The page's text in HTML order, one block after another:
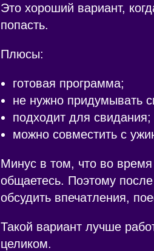
Это хороший вариант,
попасть.
Плюсы:
готовая программа;
не нужно придумывать
подходит для свидания;
можно совместить с
Минус в том, что во
общаетесь. Поэтому
обсудить впечатления,
Такой вариант лучше
целиком.